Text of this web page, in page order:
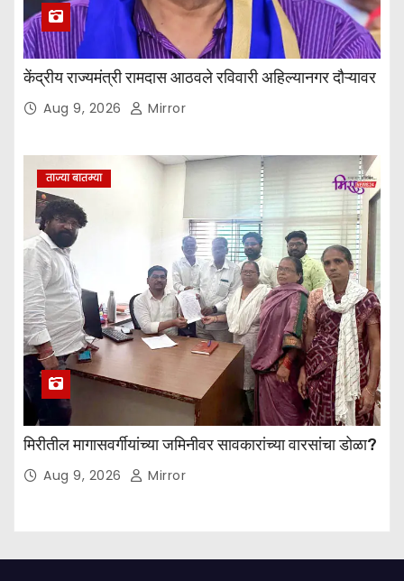
केंद्रीय राज्यमंत्री रामदास आठवले रविवारी अहिल्यानगर दौऱ्यावर
Aug 9, 2026 Mirror
ताज्या बातम्या
मिरीतील मागासवर्गीयांच्या जमिनीवर सावकारांच्या वारसांचा डोळा?
Aug 9, 2026 Mirror